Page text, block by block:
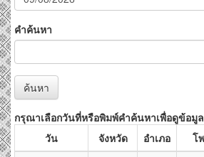
คำค้นหา
ค้นหา
กรุณาเลือกวันที่หรือพิมพ์คำค้นหาเพื่อดูข้อมูล
วัน
จังหวัด อำเภอ
โ